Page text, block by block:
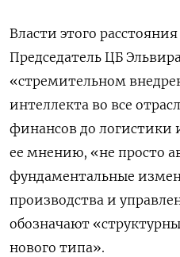
Власти этого
Председатель ЦБ
«стремительном
интеллекта во все
финансов до логистики
ее мнению, «не просто
фундаментальные
производства и
обозначают
нового типа».